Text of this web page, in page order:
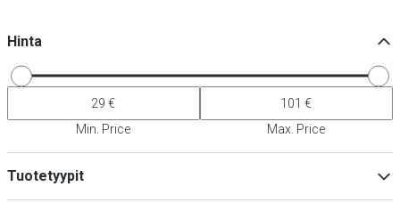
Hinta
Min. Price Max. Price
Tuotetyypit